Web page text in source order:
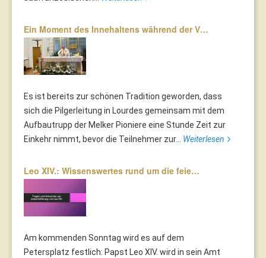
Ein Moment des Innehaltens während der V…
Es ist bereits zur schönen Tradition geworden, dass
sich die Pilgerleitung in Lourdes gemeinsam mit dem
Aufbautrupp der Melker Pioniere eine Stunde Zeit zur
Einkehr nimmt, bevor die Teilnehmer zur... Weiterlesen
Leo XIV.: Wissenswertes rund um die feie…
Am kommenden Sonntag wird es auf dem
Petersplatz festlich: Papst Leo XIV. wird in sein Amt